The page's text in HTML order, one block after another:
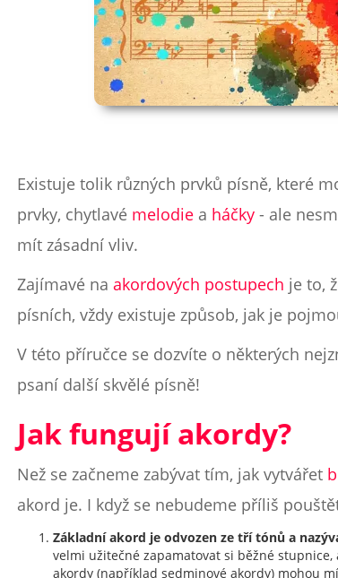
Existuje tolik různých prvků písně, které
prvky, chytlavé melodie a háčky - ale
mít zásadní vliv.
Zajímavé naakordových postupech je to,
písních, vždy existuje způsob, jak je
V této příručce se dozvíte o některých
psaní další skvělé písně!
Jak fungují akordy?
Než se začneme zabývat tím, jak vytvářet
akord je. I když se nebudeme příliš
Základní akord je odvozen ze tří tónů a
velmi užitečné zapamatovat si běžné
akordy (například sedminové akordy) mohou